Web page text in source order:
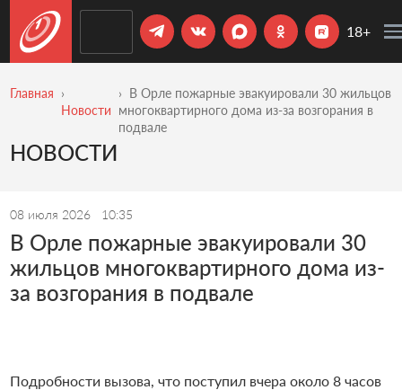
18+
Главная
Новости
В Орле пожарные эвакуировали 30 жильцов
многоквартирного дома из-за возгорания в
подвале
НОВОСТИ
08 июля 2026 10:35
В Орле пожарные эвакуировали 30
жильцов многоквартирного дома из-
за возгорания в подвале
Подробности вызова, что поступил вчера около 8 часов